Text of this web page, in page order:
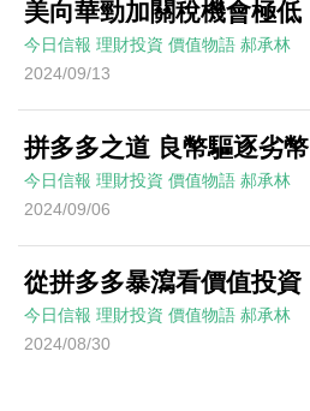
美向華勁加關稅機會極低
今日信報 理財投資 價值物語 郝承林
2024/09/13
拼多多之道 良幣驅逐劣幣
今日信報 理財投資 價值物語 郝承林
2024/09/06
從拼多多暴瀉看價值投資
今日信報 理財投資 價值物語 郝承林
2024/08/30